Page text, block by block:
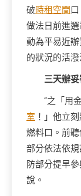
破時租空間
做法日前進
動為平易近
的狀況的活潑
三天辦
“之「用
室 ！」他立
燃料口。前
部分依法依
防部分提早
說。